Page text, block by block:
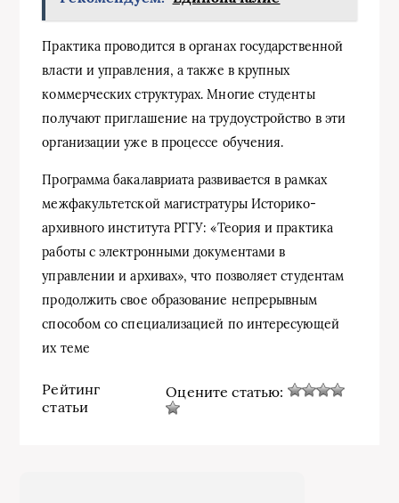
Практика проводится в органах государственной
власти и управления, а также в крупных
коммерческих структурах. Многие студенты
получают приглашение на трудоустройство в эти
организации уже в процессе обучения.
Программа бакалавриата развивается в рамках
межфакультетской магистратуры Историко-
архивного института РГГУ: «Теория и практика
работы с электронными документами в
управлении и архивах», что позволяет студентам
продолжить свое образование непрерывным
способом со специализацией по интересующей
их теме
Рейтинг
статьи
Оцените статью: